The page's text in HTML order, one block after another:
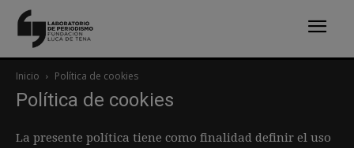
Inicio Política de cookies
Política de cookies
La presente política tiene como finalidad definir el uso